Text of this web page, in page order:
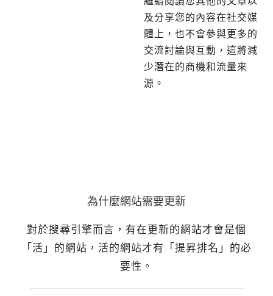
及分享您的內容在社交媒
體上，也不會參與更多的
交流討論與互動，這將減
少潛在的商機和流量來
源。
為什麼網站需要更新
對於搜尋引擎而言，有在更新的網站才會是個
「活」的網站，活的網站才有「提昇排名」的必
要性。